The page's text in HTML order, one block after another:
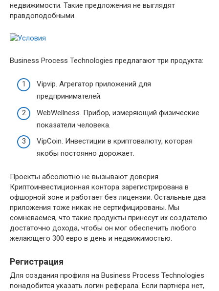
недвижимости. Такие предложения не выглядят
правдоподобными.
Business Process Technologies предлагают три продукта:
Vipvip. Агрегатор приложений для
предпринимателей.
WebWellness. Прибор, измеряющий физические
показатели человека.
VipCoin. Инвестиции в криптовалюту, которая
якобы постоянно дорожает.
Проекты абсолютно не вызывают доверия.
Криптоинвестиционная контора зарегистрирована в
офшорной зоне и работает без лицензии. Остальные два
приложения тоже никак не сертифицированы. Мы
сомневаемся, что такие продукты принесут их создателю
достаточно дохода, чтобы он мог обеспечить любого
желающего 300 евро в день и недвижимостью.
Регистрация
Для создания профиля на Business Process Technologies
понадобится указать логин реферала. Если партнёра нет,